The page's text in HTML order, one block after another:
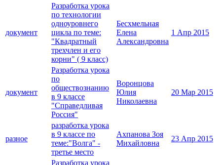
документ
Разработка урока
по технологии
одноуровнего
цикла по теме:
"Квадратный
трехчлен и его
корни" ( 9 класс)
Бесхмельная
Елена
Александровна
1 Апр 2015
документ
Разработка урока
по
обществознанию
в 9 классе
"Справедливая
Россия"
Воронцова
Юлия
Николаевна
20 Мар 2015
разное
разработка урока
в 9 классе по
теме:"Волга" -
третье место
Ахпанова Зоя
Михайловна
23 Апр 2015
Разработка урока